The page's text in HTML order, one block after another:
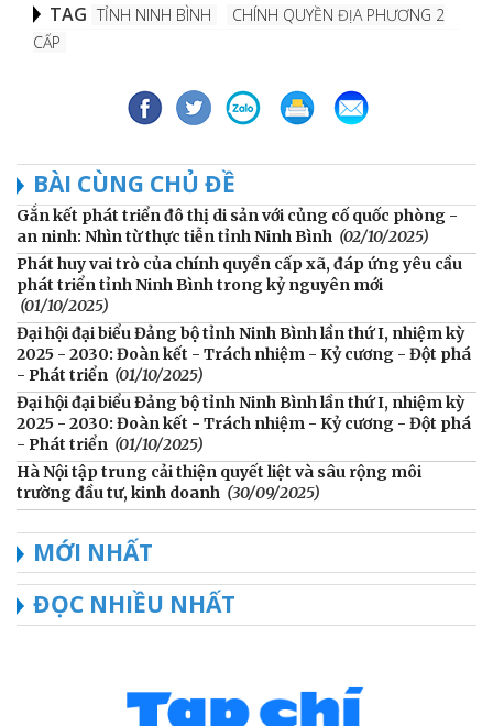
TAG TỈNH NINH BÌNH
CHÍNH QUYỀN ĐỊA PHƯƠNG 2
CẤP
BÀI CÙNG CHỦ ĐỀ
Gắn kết phát triển đô thị di sản với củng cố quốc phòng -
an ninh: Nhìn từ thực tiễn tỉnh Ninh Bình (02/10/2025)
Phát huy vai trò của chính quyền cấp xã, đáp ứng yêu cầu
phát triển tỉnh Ninh Bình trong kỷ nguyên mới
(01/10/2025)
Đại hội đại biểu Đảng bộ tỉnh Ninh Bình lần thứ I, nhiệm kỳ
2025 - 2030: Đoàn kết - Trách nhiệm - Kỷ cương - Đột phá
- Phát triển (01/10/2025)
Đại hội đại biểu Đảng bộ tỉnh Ninh Bình lần thứ I, nhiệm kỳ
2025 - 2030: Đoàn kết - Trách nhiệm - Kỷ cương - Đột phá
- Phát triển (01/10/2025)
Hà Nội tập trung cải thiện quyết liệt và sâu rộng môi
trường đầu tư, kinh doanh (30/09/2025)
MỚI NHẤT
ĐỌC NHIỀU NHẤT